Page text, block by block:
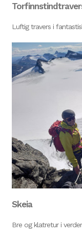
Luftig travers i
Skeia
Bre og klatretur i